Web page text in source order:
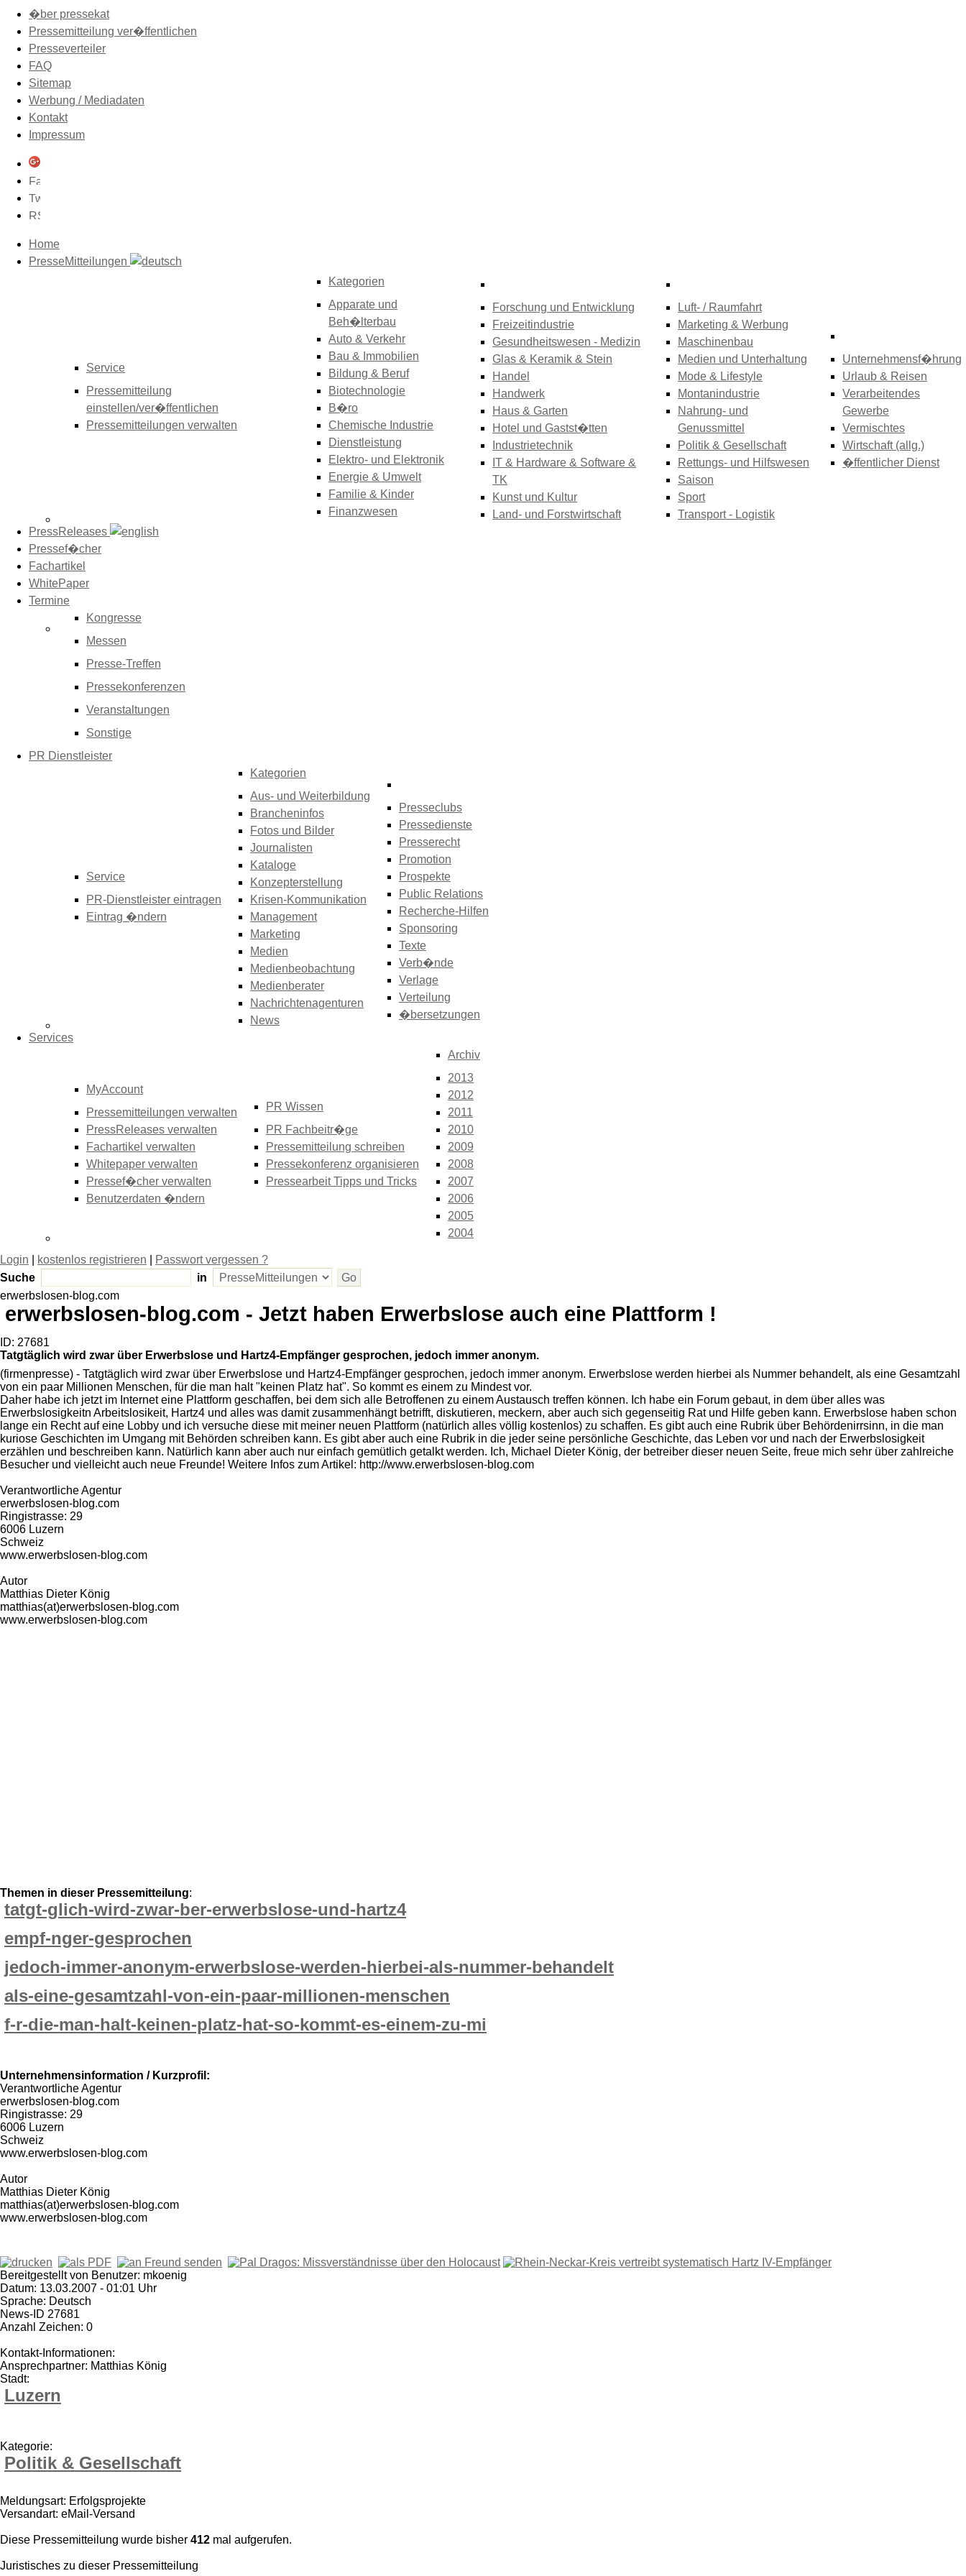
�ber pressekat
Pressemitteilung ver�ffentlichen
Presseverteiler
FAQ
Sitemap
Werbung / Mediadaten
Kontakt
Impressum
Home
PresseMitteilungen
Service
Pressemitteilung
einstellen/ver�ffentlichen
Pressemitteilungen verwalten
Kategorien
Apparate und
Beh�lterbau
Auto & Verkehr
Bau & Immobilien
Bildung & Beruf
Biotechnologie
B�ro
Chemische Industrie
Dienstleistung
Elektro- und Elektronik
Energie & Umwelt
Familie & Kinder
Finanzwesen
Forschung und Entwicklung
Freizeitindustrie
Gesundheitswesen - Medizin
Glas & Keramik & Stein
Handel
Handwerk
Haus & Garten
Hotel und Gastst�tten
Industrietechnik
IT & Hardware & Software &
TK
Kunst und Kultur
Land- und Forstwirtschaft
Luft- / Raumfahrt
Marketing & Werbung
Maschinenbau
Medien und Unterhaltung
Mode & Lifestyle
Montanindustrie
Nahrung- und
Genussmittel
Politik & Gesellschaft
Rettungs- und Hilfswesen
Saison
Sport
Transport - Logistik
Unternehmensf�hrung
Urlaub & Reisen
Verarbeitendes
Gewerbe
Vermischtes
Wirtschaft (allg.)
�ffentlicher Dienst
PressReleases
Pressef�cher
Fachartikel
WhitePaper
Termine
Kongresse
Messen
Presse-Treffen
Pressekonferenzen
Veranstaltungen
Sonstige
PR Dienstleister
Service
PR-Dienstleister eintragen
Eintrag �ndern
Kategorien
Aus- und Weiterbildung
Brancheninfos
Fotos und Bilder
Journalisten
Kataloge
Konzepterstellung
Krisen-Kommunikation
Management
Marketing
Medien
Medienbeobachtung
Medienberater
Nachrichtenagenturen
News
Presseclubs
Pressedienste
Presserecht
Promotion
Prospekte
Public Relations
Recherche-Hilfen
Sponsoring
Texte
Verb�nde
Verlage
Verteilung
�bersetzungen
Services
MyAccount
Pressemitteilungen verwalten
PressReleases verwalten
Fachartikel verwalten
Whitepaper verwalten
Pressef�cher verwalten
Benutzerdaten �ndern
PR Wissen
PR Fachbeitr�ge
Pressemitteilung schreiben
Pressekonferenz organisieren
Pressearbeit Tipps und Tricks
Archiv
2013
2012
2011
2010
2009
2008
2007
2006
2005
2004
Login kostenlos registrieren
Passwort vergessen ?
Suche
in
erwerbslosen-blog.com
erwerbslosen-blog.com - Jetzt haben Erwerbslose auch eine Plattform !
ID: 27681
Tatgtäglich wird zwar über Erwerbslose und Hartz4-Empfänger gesprochen, jedoch immer anonym.
(firmenpresse) - Tatgtäglich wird zwar über Erwerbslose und Hartz4-Empfänger gesprochen, jedoch immer anonym. Erwerbslose werden hierbei als Nummer behandelt, als eine Gesamtzahl
von ein paar Millionen Menschen, für die man halt "keinen Platz hat". So kommt es einem zu Mindest vor.
Daher habe ich jetzt im Internet eine Plattform geschaffen, bei dem sich alle Betroffenen zu einem Austausch treffen können. Ich habe ein Forum gebaut, in dem über alles was
Erwerbslosigkeitn Arbeitslosikeit, Hartz4 und alles was damit zusammenhängt betrifft, diskutieren, meckern, aber auch sich gegenseitig Rat und Hilfe geben kann. Erwerbslose haben schon
lange ein Recht auf eine Lobby und ich versuche diese mit meiner neuen Plattform (natürlich alles völlig kostenlos) zu schaffen. Es gibt auch eine Rubrik über Behördenirrsinn, in die man
kuriose Geschichten im Umgang mit Behörden schreiben kann. Es gibt aber auch eine Rubrik in die jeder seine persönliche Geschichte, das Leben vor und nach der Erwerbslosigkeit
erzählen und beschreiben kann. Natürlich kann aber auch nur einfach gemütlich getalkt werden. Ich, Michael Dieter König, der betreiber dieser neuen Seite, freue mich sehr über zahlreiche
Besucher und vielleicht auch neue Freunde! Weitere Infos zum Artikel: http://www.erwerbslosen-blog.com
Verantwortliche Agentur
erwerbslosen-blog.com
Ringistrasse: 29
6006 Luzern
Schweiz
www.erwerbslosen-blog.com
Autor
Matthias Dieter König
matthias(at)erwerbslosen-blog.com
www.erwerbslosen-blog.com
Themen in dieser Pressemitteilung:
tatgt-glich-wird-zwar-ber-erwerbslose-und-hartz4
empf-nger-gesprochen
jedoch-immer-anonym-erwerbslose-werden-hierbei-als-nummer-behandelt
als-eine-gesamtzahl-von-ein-paar-millionen-menschen
f-r-die-man-halt-keinen-platz-hat-so-kommt-es-einem-zu-mi
Unternehmensinformation / Kurzprofil:
Verantwortliche Agentur
erwerbslosen-blog.com
Ringistrasse: 29
6006 Luzern
Schweiz
www.erwerbslosen-blog.com
Autor
Matthias Dieter König
matthias(at)erwerbslosen-blog.com
www.erwerbslosen-blog.com
Bereitgestellt von Benutzer: mkoenig
Datum: 13.03.2007 - 01:01 Uhr
Sprache: Deutsch
News-ID 27681
Anzahl Zeichen: 0
Kontakt-Informationen:
Ansprechpartner: Matthias König
Stadt:
Luzern
Kategorie:
Politik & Gesellschaft
Meldungsart: Erfolgsprojekte
Versandart: eMail-Versand
Diese Pressemitteilung wurde bisher 412 mal aufgerufen.
Juristisches zu dieser Pressemitteilung